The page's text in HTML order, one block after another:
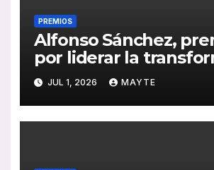
PREMIOS
Alfonso Sánchez,
por liderar la
digital y sostenible de
Madrid
JUL 1, 2026 MAYTE